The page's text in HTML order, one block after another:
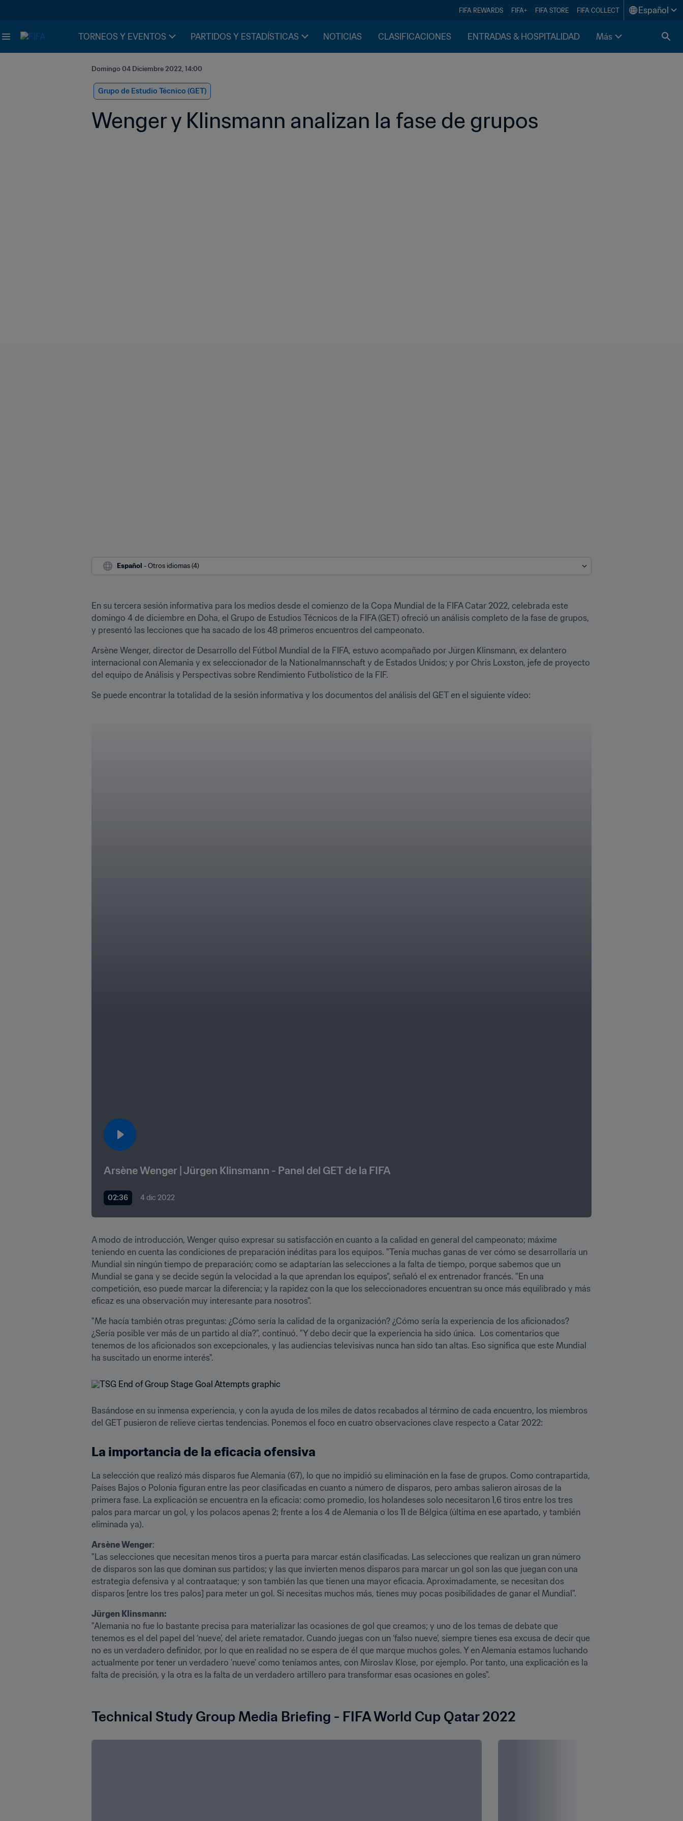
FIFA REWARDS FIFA+ FIFA STORE FIFA COLLECT Español
TORNEOS Y EVENTOS PARTIDOS Y ESTADÍSTICAS NOTICIAS CLASIFICACIONES ENTRADAS & HOSPITALIDAD Más
Domingo 04 Diciembre 2022, 14:00
Grupo de Estudio Técnico (GET)
Wenger y Klinsmann analizan la fase de grupos
Español - Otros idiomas (4)
En su tercera sesión informativa para los medios desde el comienzo de la Copa Mundial de la FIFA Catar 2022, celebrada este
domingo 4 de diciembre en Doha, el Grupo de Estudios Técnicos de la FIFA (GET) ofreció un análisis completo de la fase de grupos,
y presentó las lecciones que ha sacado de los 48 primeros encuentros del campeonato.
Arsène Wenger, director de Desarrollo del Fútbol Mundial de la FIFA, estuvo acompañado por Jürgen Klinsmann, ex delantero
internacional con Alemania y ex seleccionador de la Nationalmannschaft y de Estados Unidos; y por Chris Loxston, jefe de proyecto
del equipo de Análisis y Perspectivas sobre Rendimiento Futbolístico de la FIF.
Se puede encontrar la totalidad de la sesión informativa y los documentos del análisis del GET en el siguiente vídeo:
Arsène Wenger | Jürgen Klinsmann - Panel del GET de la FIFA
02:36 4 dic 2022
A modo de introducción, Wenger quiso expresar su satisfacción en cuanto a la calidad en general del campeonato; máxime
teniendo en cuenta las condiciones de preparación inéditas para los equipos. "Tenía muchas ganas de ver cómo se desarrollaría un
Mundial sin ningún tiempo de preparación; como se adaptarían las selecciones a la falta de tiempo, porque sabemos que un
Mundial se gana y se decide según la velocidad a la que aprendan los equipos", señaló el ex entrenador francés. "En una
competición, eso puede marcar la diferencia; y la rapidez con la que los seleccionadores encuentran su once más equilibrado y más
eficaz es una observación muy interesante para nosotros".
"Me hacía también otras preguntas: ¿Cómo sería la calidad de la organización? ¿Cómo sería la experiencia de los aficionados?
¿Sería posible ver más de un partido al día?", continuó. "Y debo decir que la experiencia ha sido única.  Los comentarios que
tenemos de los aficionados son excepcionales, y las audiencias televisivas nunca han sido tan altas. Eso significa que este Mundial
ha suscitado un enorme interés".
Basándose en su inmensa experiencia, y con la ayuda de los miles de datos recabados al término de cada encuentro, los miembros
del GET pusieron de relieve ciertas tendencias. Ponemos el foco en cuatro observaciones clave respecto a Catar 2022:
La importancia de la eficacia ofensiva
La selección que realizó más disparos fue Alemania (67), lo que no impidió su eliminación en la fase de grupos. Como contrapartida,
Países Bajos o Polonia figuran entre las peor clasificadas en cuanto a número de disparos, pero ambas salieron airosas de la
primera fase. La explicación se encuentra en la eficacia: como promedio, los holandeses solo necesitaron 1,6 tiros entre los tres
palos para marcar un gol, y los polacos apenas 2; frente a los 4 de Alemania o los 11 de Bélgica (última en ese apartado, y también
eliminada ya).
Arsène Wenger:
"Las selecciones que necesitan menos tiros a puerta para marcar están clasificadas. Las selecciones que realizan un gran número
de disparos son las que dominan sus partidos; y las que invierten menos disparos para marcar un gol son las que juegan con una
estrategia defensiva y al contraataque; y son también las que tienen una mayor eficacia. Aproximadamente, se necesitan dos
disparos [entre los tres palos] para meter un gol. Si necesitas muchos más, tienes muy pocas posibilidades de ganar el Mundial".
Jürgen Klinsmann:
"Alemania no fue lo bastante precisa para materializar las ocasiones de gol que creamos; y uno de los temas de debate que
tenemos es el del papel del ‘nueve’, del ariete rematador. Cuando juegas con un ‘falso nueve’, siempre tienes esa excusa de decir que
no es un verdadero definidor, por lo que en realidad no se espera de él que marque muchos goles. Y en Alemania estamos luchando
actualmente por tener un verdadero 'nueve' como teníamos antes, con Miroslav Klose, por ejemplo. Por tanto, una explicación es la
falta de precisión, y la otra es la falta de un verdadero artillero para transformar esas ocasiones en goles".
Technical Study Group Media Briefing - FIFA World Cup Qatar 2022